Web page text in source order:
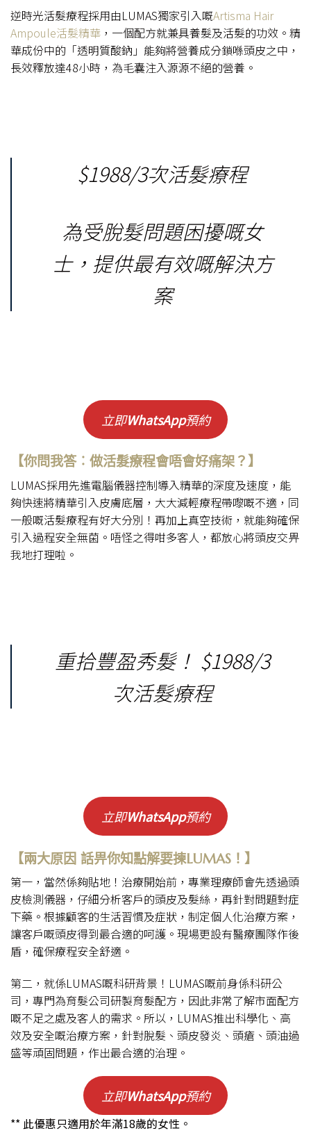
逆時光活髮療程採用由LUMAS獨家引入嘅Artisma Hair
Ampoule活髮精華 ，一個配方就兼具養髮及活髮的功效。精
華成份中的「透明質酸鈉」能夠將營養成分鎖喺頭皮之中，
長效釋放達48小時，為毛囊注入源源不絕的營養。
$1988/3次活髮療程
為受脫髮問題困擾嘅女
士，提供最有效嘅解決方
案
立即WhatsApp預約
【你問我答︰做活髮療程會唔會好痛架？ 】
LUMAS採用先進電腦儀器控制導入精華的深度及速度，能
夠快速將精華引入皮膚底層，大大減輕療程帶嚟嘅不適，同
一般嘅活髮療程有好大分別！再加上真空技術，就能夠確保
引入過程安全無菌。唔怪之得咁多客人，都放心將頭皮交畀
我地打理啦。
重拾豐盈秀髮！ $1988/3
次活髮療程
立即WhatsApp預約
【兩大原因 話畀你知點解要揀LUMAS！】
第一，當然係夠貼地！治療開始前，專業理療師會先透過頭
皮檢測儀器，仔細分析客戶的頭皮及髮絲，再針對問題對症
下藥。根據顧客的生活習慣及症狀，制定個人化治療方案，
讓客戶嘅頭皮得到最合適的呵護。現場更設有醫療團隊作後
盾，確保療程安全舒適。
第二，就係LUMAS嘅科研背景！LUMAS嘅前身係科研公
司，專門為育髮公司研製育髮配方，因此非常了解市面配方
嘅不足之處及客人的需求。所以，LUMAS推出科學化、高
效及安全嘅治療方案，針對脫髮、頭皮發炎、頭瘡、頭油過
盛等頑固問題，作出最合適的治理。
立即WhatsApp預約
** 此優惠只適用於年滿18歲的女性。